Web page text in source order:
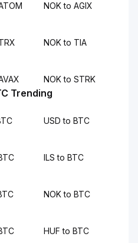
NOK to AGIX
NOK to TIA
NOK to STRK
Trending
USD to BTC
ILS to BTC
NOK to BTC
HUF to BTC